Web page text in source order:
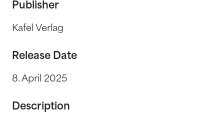
Publisher
Kafel Verlag
Release Date
8. April 2025
Description